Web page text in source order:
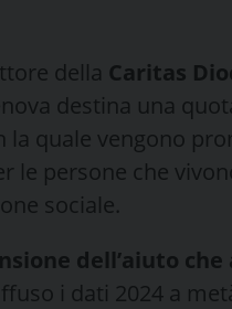
della Caritas
destina una
quale vengono
le persone che
sociale.
dell’aiuto
i dati 2024 a